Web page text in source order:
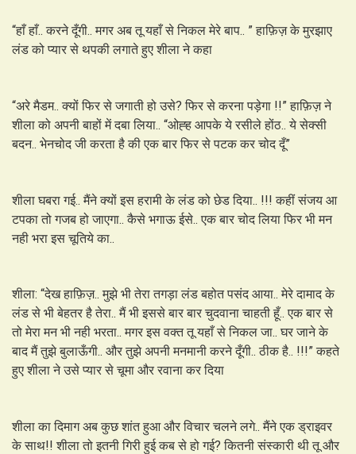
“हाँ हाँ.. करने दूँगी.. मगर अब तू यहाँ से निकल मेरे बाप.. ” हाफ़िज़ के मुरझाए
लंड को प्यार से थपकी लगाते हुए शीला ने कहा
“अरे मैडम.. क्यों फिर से जगाती हो उसे? फिर से करना पड़ेगा !!” हाफ़िज़ ने
शीला को अपनी बाहों में दबा लिया.. “ओह्ह आपके ये रसीले होंठ.. ये सेक्सी
बदन.. भेनचोद जी करता है की एक बार फिर से पटक कर चोद दूँ”
शीला घबरा गई.. मैंने क्यों इस हरामी के लंड को छेड दिया.. !!! कहीं संजय आ
टपका तो गजब हो जाएगा.. कैसे भगाऊ ईसे.. एक बार चोद लिया फिर भी मन
नही भरा इस चूतिये का..
शीला: “देख हाफ़िज़.. मुझे भी तेरा तगड़ा लंड बहोत पसंद आया.. मेरे दामाद के
लंड से भी बेहतर है तेरा.. मैं भी इससे बार बार चुदवाना चाहती हूँ.. एक बार से
तो मेरा मन भी नही भरता.. मगर इस वक्त तू यहाँ से निकल जा.. घर जाने के
बाद मैं तुझे बुलाऊँगी.. और तुझे अपनी मनमानी करने दूँगी.. ठीक है.. !!!” कहते
हुए शीला ने उसे प्यार से चूमा और रवाना कर दिया
शीला का दिमाग अब कुछ शांत हुआ और विचार चलने लगे.. मैंने एक ड्राइवर
के साथ!! शीला तो इतनी गिरी हुई कब से हो गई? कितनी संस्कारी थी तू और